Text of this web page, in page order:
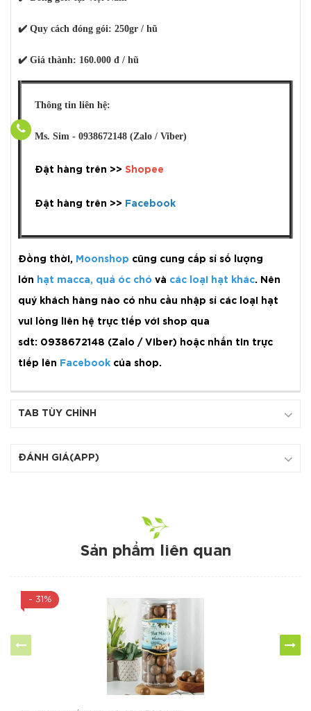
✔️ Quy cách đóng gói: 250gr / hũ
✔️ Giá thành: 160.000 đ / hũ
Thông tin liên hệ:
Ms. Sim - 0938672148 (Zalo / Viber)
Đặt hàng trên >> Shopee
Đặt hàng trên >> Facebook
Đồng thời, Moonshop cũng cung cấp sỉ số lượng
lớn hạt macca, quả óc chó và các loại hạt khác. Nên
quý khách hàng nào có nhu cầu nhập sỉ các loại hạt
vui lòng liên hệ trực tiếp với shop qua
sdt: 0938672148 (Zalo / Viber) hoặc nhắn tin trực
tiếp lên Facebook của shop.
TAB TÙY CHỈNH
ĐÁNH GIÁ(APP)
Sản phẩm liên quan
- 31%